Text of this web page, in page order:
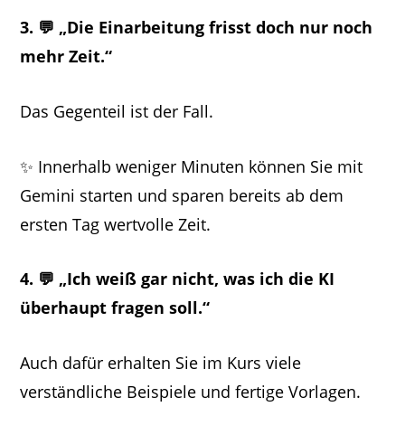
3. 💬 „Die Einarbeitung frisst doch nur noch
mehr Zeit.“
Das Gegenteil ist der Fall.
✨ Innerhalb weniger Minuten können Sie mit
Gemini starten und sparen bereits ab dem
ersten Tag wertvolle Zeit.
4. 💬 „Ich weiß gar nicht, was ich die KI
überhaupt fragen soll.“
Auch dafür erhalten Sie im Kurs viele
verständliche Beispiele und fertige Vorlagen.